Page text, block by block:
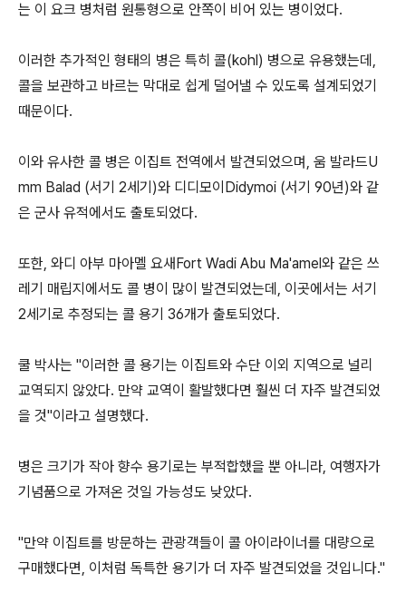
는 이 요크 병처럼 원통형으로 안쪽이 비어 있는 병이었다.
이러한 추가적인 형태의 병은 특히 콜(kohl) 병으로 유용했는데,
콜을 보관하고 바르는 막대로 쉽게 덜어낼 수 있도록 설계되었기
때문이다.
이와 유사한 콜 병은 이집트 전역에서 발견되었으며, 움 발라드U
mm Balad (서기 2세기)와 디디모이Didymoi (서기 90년)와 같
은 군사 유적에서도 출토되었다.
또한, 와디 아부 마아멜 요새Fort Wadi Abu Ma'amel와 같은 쓰
레기 매립지에서도 콜 병이 많이 발견되었는데, 이곳에서는 서기
2세기로 추정되는 콜 용기 36개가 출토되었다.
쿨 박사는 "이러한 콜 용기는 이집트와 수단 이외 지역으로 널리
교역되지 않았다. 만약 교역이 활발했다면 훨씬 더 자주 발견되었
을 것"이라고 설명했다.
병은 크기가 작아 향수 용기로는 부적합했을 뿐 아니라, 여행자가
기념품으로 가져온 것일 가능성도 낮았다.
"만약 이집트를 방문하는 관광객들이 콜 아이라이너를 대량으로
구매했다면, 이처럼 독특한 용기가 더 자주 발견되었을 것입니다."